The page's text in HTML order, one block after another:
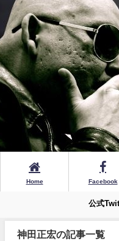
Home Facebook
公式
神田正宏の記事一覧